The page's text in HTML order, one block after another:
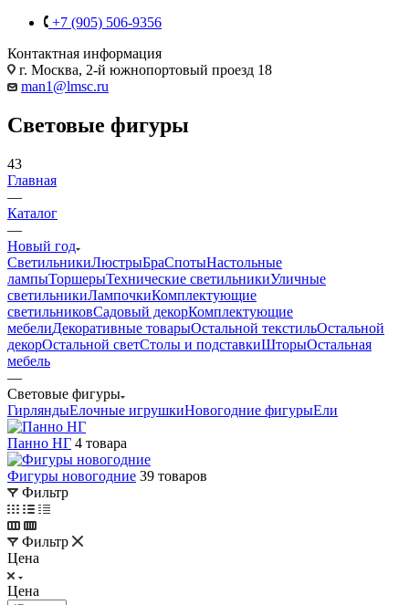
+7 (905) 506-9356
Контактная информация
г. Москва, 2-й южнопортовый проезд 18
man1@lmsc.ru
Световые фигуры
43
Главная
—
Каталог
—
Новый год
СветильникиЛюстрыБраСпотыНастольные
лампыТоршерыТехнические светильникиУличные
светильникиЛампочкиКомплектующие
светильниковСадовый декорКомплектующие
мебелиДекоративные товарыОстальной текстильОстальной
декорОстальной светСтолы и подставкиШторыОстальная
мебель
—
Световые фигуры
ГирляндыЕлочные игрушкиНовогодние фигурыЕли
Панно НГ 4 товара
Фигуры новогодние 39 товаров
Фильтр
Фильтр
Цена
Цена